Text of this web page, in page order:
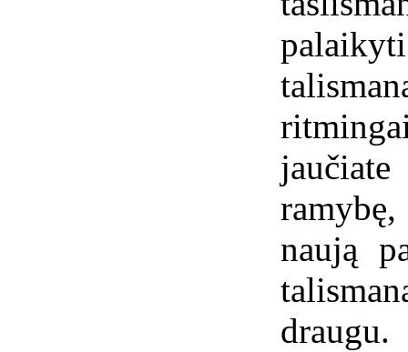
naują
draugu.